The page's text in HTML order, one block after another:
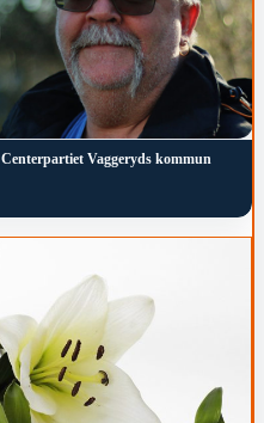
Centerpartiet Vaggeryds kommun